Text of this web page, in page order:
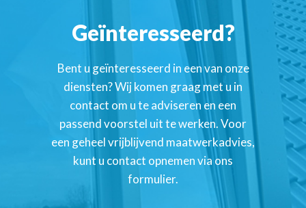
Geïnteresseerd?
Bent u geïnteresseerd in een van onze
diensten? Wij komen graag met u in
contact om u te adviseren en een
passend voorstel uit te werken. Voor
een geheel vrijblijvend maatwerkadvies,
kunt u contact opnemen via ons
formulier.